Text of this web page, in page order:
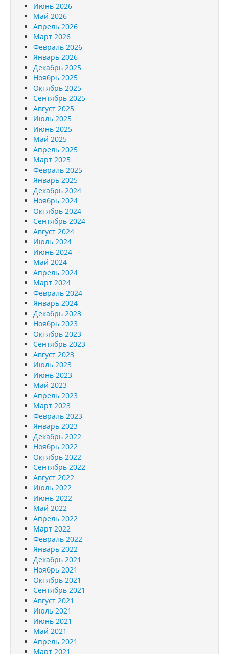
Июнь 2026
Май 2026
Апрель 2026
Март 2026
Февраль 2026
Январь 2026
Декабрь 2025
Ноябрь 2025
Октябрь 2025
Сентябрь 2025
Август 2025
Июль 2025
Июнь 2025
Май 2025
Апрель 2025
Март 2025
Февраль 2025
Январь 2025
Декабрь 2024
Ноябрь 2024
Октябрь 2024
Сентябрь 2024
Август 2024
Июль 2024
Июнь 2024
Май 2024
Апрель 2024
Март 2024
Февраль 2024
Январь 2024
Декабрь 2023
Ноябрь 2023
Октябрь 2023
Сентябрь 2023
Август 2023
Июль 2023
Июнь 2023
Май 2023
Апрель 2023
Март 2023
Февраль 2023
Январь 2023
Декабрь 2022
Ноябрь 2022
Октябрь 2022
Сентябрь 2022
Август 2022
Июль 2022
Июнь 2022
Май 2022
Апрель 2022
Март 2022
Февраль 2022
Январь 2022
Декабрь 2021
Ноябрь 2021
Октябрь 2021
Сентябрь 2021
Август 2021
Июль 2021
Июнь 2021
Май 2021
Апрель 2021
Март 2021